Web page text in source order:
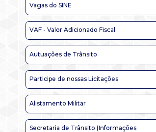
Vagas do SINE
VAF - Valor Adicionado Fiscal
Autuações de Trânsito
Participe de nossas Licitações
Alistamento Militar
Secretaria de Trânsito (Informações